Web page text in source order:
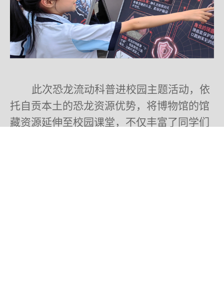
此次恐龙流动科普进校园主题活动，依
托自贡本土的恐龙资源优势，将博物馆的馆
藏资源延伸至校园课堂，不仅丰富了同学们